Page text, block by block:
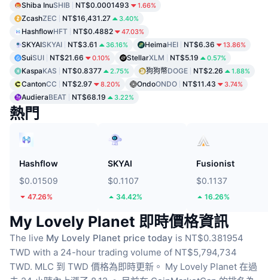
Shiba InuSHIB NT$0.0001493 1.66%
ZcashZEC NT$16,431.27 3.40%
HashflowHFT NT$0.4882 47.03%
SKYAISKYAI NT$3.61 36.16% HeimaHEI NT$6.36 13.86%
SuiSUI NT$21.66 0.10% StellarXLM NT$5.19 0.57%
KaspaKAS NT$0.8377 2.75% 狗狗幣DOGE NT$2.26 1.88%
CantonCC NT$2.97 8.20% OndoONDO NT$11.43 3.74%
AudieraBEAT NT$68.19 3.22%
熱門
Hashflow
$0.01509
47.26%
SKYAI
$0.1107
34.42%
Fusionist
$0.1137
16.26%
My Lovely Planet 即時價格資訊
The live My Lovely Planet price today is NT$0.381954
TWD with a 24-hour trading volume of NT$5,794,734
TWD. MLC 到 TWD 價格為即時更新。 My Lovely Planet 在過